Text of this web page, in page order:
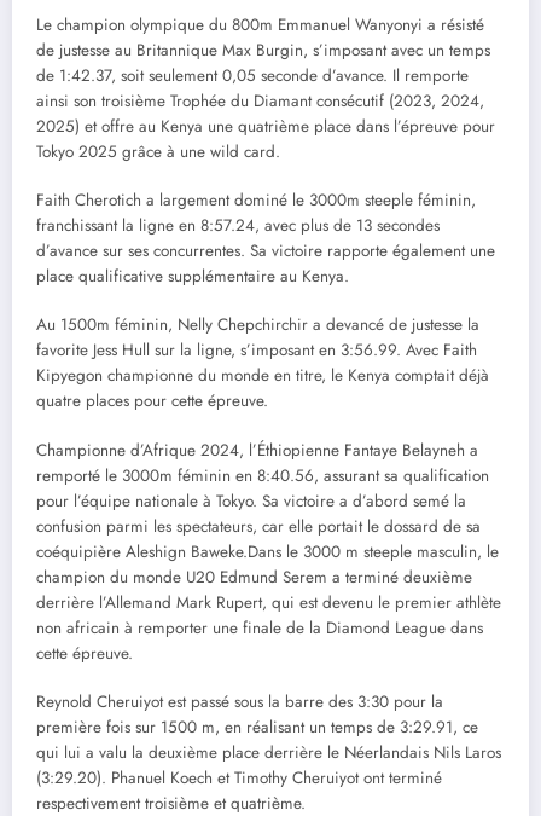
Le champion olympique du 800m Emmanuel Wanyonyi a résisté
de justesse au Britannique Max Burgin, s’imposant avec un temps
de 1:42.37, soit seulement 0,05 seconde d’avance. Il remporte
ainsi son troisième Trophée du Diamant consécutif (2023, 2024,
2025) et offre au Kenya une quatrième place dans l’épreuve pour
Tokyo 2025 grâce à une wild card.
Faith Cherotich a largement dominé le 3000m steeple féminin,
franchissant la ligne en 8:57.24, avec plus de 13 secondes
d’avance sur ses concurrentes. Sa victoire rapporte également une
place qualificative supplémentaire au Kenya.
Au 1500m féminin, Nelly Chepchirchir a devancé de justesse la
favorite Jess Hull sur la ligne, s’imposant en 3:56.99. Avec Faith
Kipyegon championne du monde en titre, le Kenya comptait déjà
quatre places pour cette épreuve.
Championne d’Afrique 2024, l’Éthiopienne Fantaye Belayneh a
remporté le 3000m féminin en 8:40.56, assurant sa qualification
pour l’équipe nationale à Tokyo. Sa victoire a d’abord semé la
confusion parmi les spectateurs, car elle portait le dossard de sa
coéquipière Aleshign Baweke.Dans le 3000 m steeple masculin, le
champion du monde U20 Edmund Serem a terminé deuxième
derrière l’Allemand Mark Rupert, qui est devenu le premier athlète
non africain à remporter une finale de la Diamond League dans
cette épreuve.
Reynold Cheruiyot est passé sous la barre des 3:30 pour la
première fois sur 1500 m, en réalisant un temps de 3:29.91, ce
qui lui a valu la deuxième place derrière le Néerlandais Nils Laros
(3:29.20). Phanuel Koech et Timothy Cheruiyot ont terminé
respectivement troisième et quatrième.